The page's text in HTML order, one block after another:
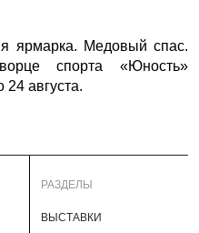
ярмарка. Медовый спас.
спорта «Юность»
августа.
РАЗДЕЛЫ
ВЫСТАВКИ